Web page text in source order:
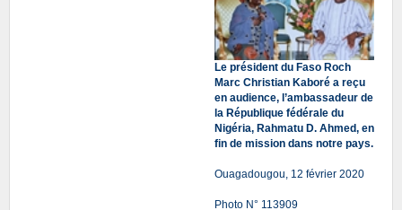
Le président du Faso Roch
Marc Christian Kaboré a reçu
en audience, l’ambassadeur de
la République fédérale du
Nigéria, Rahmatu D. Ahmed, en
fin de mission dans notre pays.
Ouagadougou, 12 février 2020
Photo N° 113909